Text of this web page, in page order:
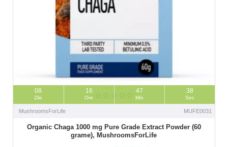
08
Zile
16
Ore
47
Min
37
Sec
MushroomsForLife MUFE0031
Organic Chaga 1000 mg Pure Grade Extract Powder (60
grame), MushroomsForLife